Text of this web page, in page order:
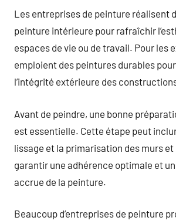
Les entreprises de peinture réalisent
peinture intérieure pour rafraîchir
espaces de vie ou de travail. Pour les
emploient des peintures durables
l’intégrité extérieure des
Avant de peindre, une bonne
est essentielle. Cette étape peut
lissage et la primarisation des murs
garantir une adhérence optimale et
accrue de la peinture.
Beaucoup d’entreprises de peinture